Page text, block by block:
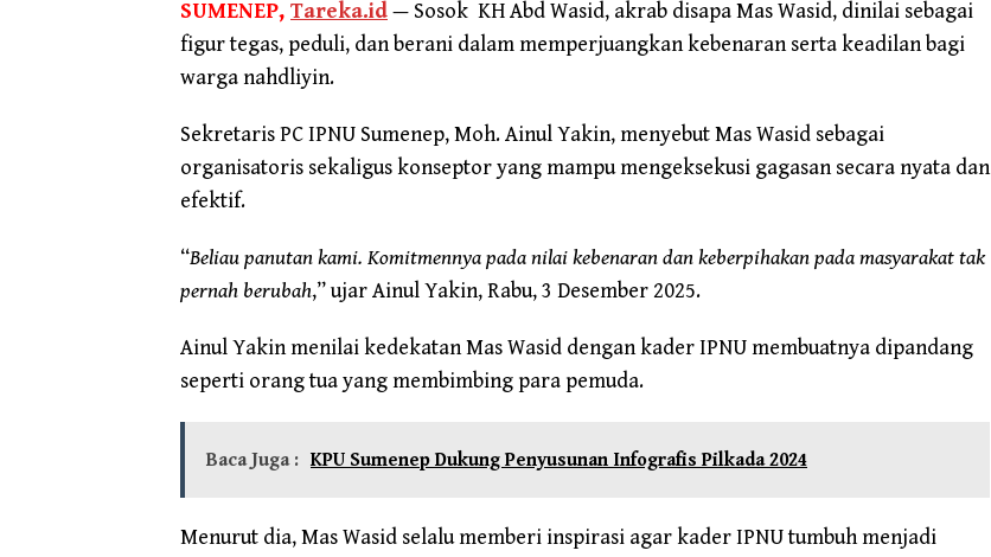
SUMENEP, Tareka.id— Sosok KH Abd Wasid, akrab disapa Mas Wasid, dinilai sebagai
figur tegas, peduli, dan berani dalam memperjuangkan kebenaran serta keadilan bagi
warga nahdliyin.
Sekretaris PC IPNU Sumenep, Moh. Ainul Yakin, menyebut Mas Wasid sebagai
organisatoris sekaligus konseptor yang mampu mengeksekusi gagasan secara nyata dan
efektif.
“Beliau panutan kami. Komitmennya pada nilai kebenaran dan keberpihakan pada masyarakat tak
pernah berubah,” ujar Ainul Yakin, Rabu, 3 Desember 2025.
Ainul Yakin menilai kedekatan Mas Wasid dengan kader IPNU membuatnya dipandang
seperti orang tua yang membimbing para pemuda.
Baca Juga : KPU Sumenep Dukung Penyusunan Infografis Pilkada 2024
Menurut dia, Mas Wasid selalu memberi inspirasi agar kader IPNU tumbuh menjadi